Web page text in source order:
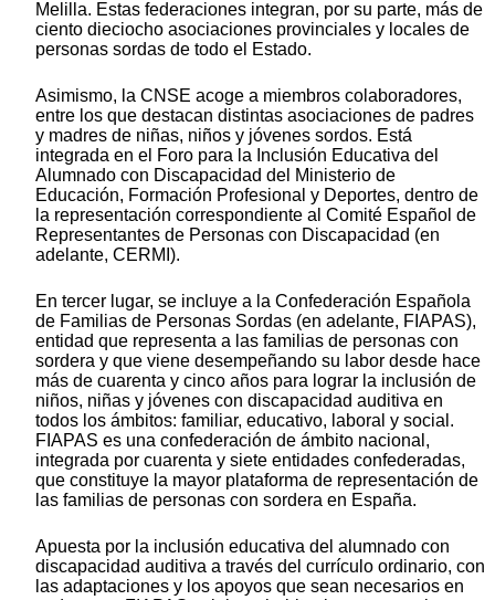
Melilla. Estas federaciones integran, por su parte, más de
ciento dieciocho asociaciones provinciales y locales de
personas sordas de todo el Estado.
Asimismo, la CNSE acoge a miembros colaboradores,
entre los que destacan distintas asociaciones de padres
y madres de niñas, niños y jóvenes sordos. Está
integrada en el Foro para la Inclusión Educativa del
Alumnado con Discapacidad del Ministerio de
Educación, Formación Profesional y Deportes, dentro de
la representación correspondiente al Comité Español de
Representantes de Personas con Discapacidad (en
adelante, CERMI).
En tercer lugar, se incluye a la Confederación Española
de Familias de Personas Sordas (en adelante, FIAPAS),
entidad que representa a las familias de personas con
sordera y que viene desempeñando su labor desde hace
más de cuarenta y cinco años para lograr la inclusión de
niños, niñas y jóvenes con discapacidad auditiva en
todos los ámbitos: familiar, educativo, laboral y social.
FIAPAS es una confederación de ámbito nacional,
integrada por cuarenta y siete entidades confederadas,
que constituye la mayor plataforma de representación de
las familias de personas con sordera en España.
Apuesta por la inclusión educativa del alumnado con
discapacidad auditiva a través del currículo ordinario, con
las adaptaciones y los apoyos que sean necesarios en